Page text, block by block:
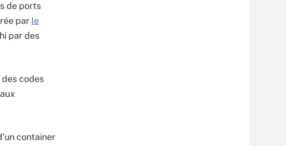
de ports
par le
par des
codes
container